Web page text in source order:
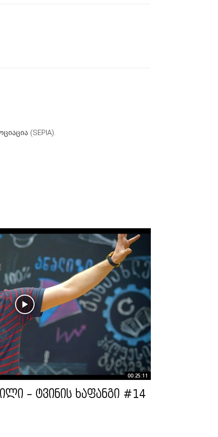
(SEPIA).
00:25:11
– ტვინის ხაფანგი #14